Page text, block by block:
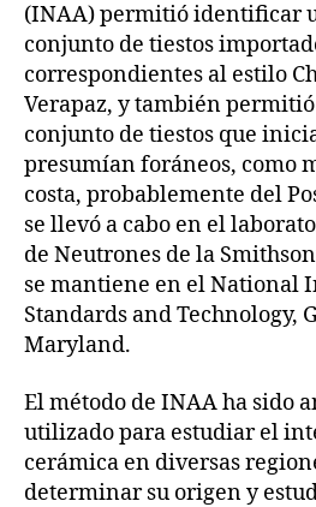
(INAA) permitió identificar
conjunto de tiestos
correspondientes al estilo
Verapaz, y también
conjunto de tiestos que
presumían foráneos, como
costa, probablemente del
se llevó a cabo en el
de Neutrones de la
se mantiene en el National
Standards and Technology,
Maryland.
El método de INAA ha sido
utilizado para estudiar el
cerámica en diversas
determinar su origen y